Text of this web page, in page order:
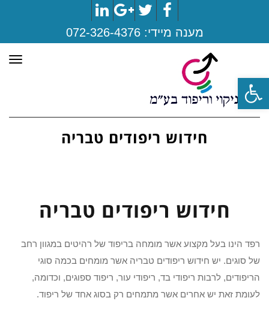
פתח סרגל נגישות
Facebook
Twitter
Google+
LinkedIn
מענה מיידי:072-326-4376
חידוש ריפודים טבריה
חידוש ריפודים טבריה
רפד הינו בעל מקצוע אשר מומחה בריפוד של רהיטים במגוון רחב
של סוגים. יש חידוש ריפודים טבריה אשר מומחים בכמה סוגי
הריפודים, לרבות ריפודי בד, ריפודי עור, ריפוד ספוגים, וכדומה,
לעומת זאת יש אחרים אשר מתמחים רק בסוג אחד של ריפוד.